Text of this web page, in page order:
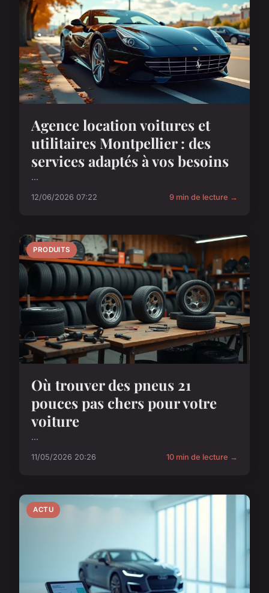
Agence location voitures et
utilitaires Montpellier : des
services adaptés à vos besoins
...
12/06/2026 07:22 9 min de lecture →
PRODUITS
Où trouver des pneus 21
pouces pas chers pour votre
voiture
...
11/05/2026 20:26 10 min de lecture →
ACTU